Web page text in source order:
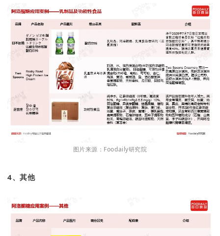
图片来源：Foodaily研究院
4、其他